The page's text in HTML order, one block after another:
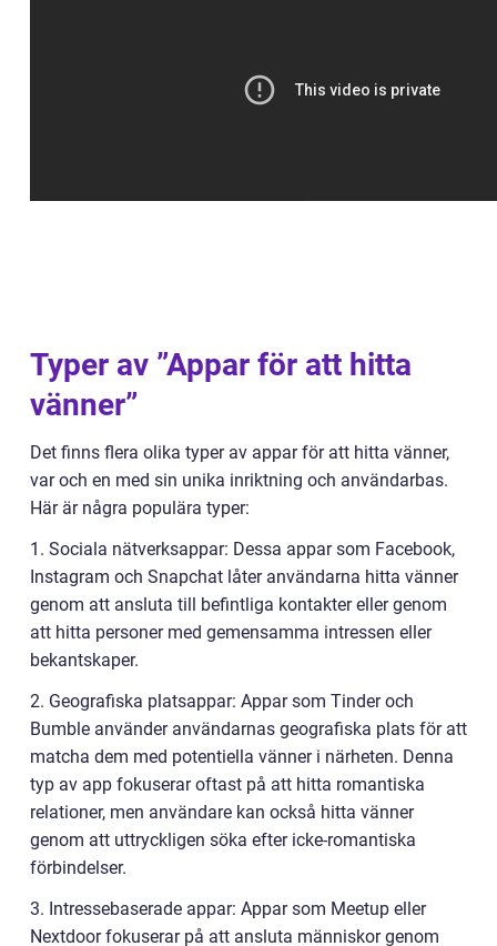
Typer av ”Appar för att hitta
vänner”
Det finns flera olika typer av appar för att hitta vänner,
var och en med sin unika inriktning och användarbas.
Här är några populära typer:
1. Sociala nätverksappar: Dessa appar som Facebook,
Instagram och Snapchat låter användarna hitta vänner
genom att ansluta till befintliga kontakter eller genom
att hitta personer med gemensamma intressen eller
bekantskaper.
2. Geografiska platsappar: Appar som Tinder och
Bumble använder användarnas geografiska plats för att
matcha dem med potentiella vänner i närheten. Denna
typ av app fokuserar oftast på att hitta romantiska
relationer, men användare kan också hitta vänner
genom att uttryckligen söka efter icke-romantiska
förbindelser.
3. Intressebaserade appar: Appar som Meetup eller
Nextdoor fokuserar på att ansluta människor genom